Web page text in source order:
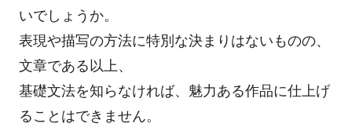
いでしょうか。
表現や描写の方法に特別な決まりはないものの、
文章である以上、
基礎文法を知らなければ、魅力ある作品に仕上げ
ることはできません。